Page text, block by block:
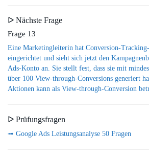
ᐅ Nächste Frage
Frage 13
Eine Marketingleiterin hat Conversion-
eingerichtet und sieht sich jetzt den
Ads-Konto an. Sie stellt fest, dass sie mit
über 100 View-through-Conversions generiert
Aktionen kann als View-through-Conversion
ᐅ Prüfungsfragen
➟ Google Ads Leistungsanalyse 50 Fragen